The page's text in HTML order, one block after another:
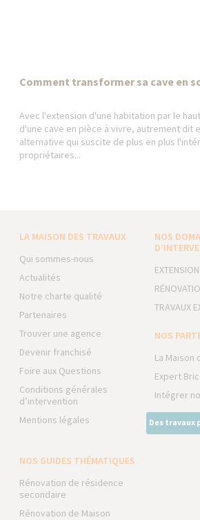
Comment transformer sa cave en
Avec l'extension d'une habitation par le
d'une cave en pièce à vivre, autrement dit
alternative qui suscite de plus en plus
propriétaires...
LA MAISON DES TRAVAUX
Qui sommes-nous
Actualités
Notre charte qualité
Partenaires
Trouver une agence
Devenir franchisé
Foire aux Questions
Conditions générales
d’intervention
Mentions légales
NOS
EXTENSION
TRAVAUX
NOS
La
Expert
Intégrer
Des travaux
NOS GUIDES THÉMATIQUES
Rénovation de résidence
secondaire
Rénovation de Maison